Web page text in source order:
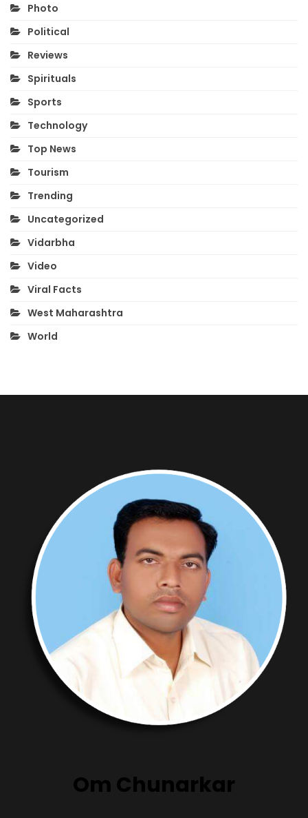
Photo
Political
Reviews
Spirituals
Sports
Technology
Top News
Tourism
Trending
Uncategorized
Vidarbha
Video
Viral Facts
West Maharashtra
World
Om Chunarkar